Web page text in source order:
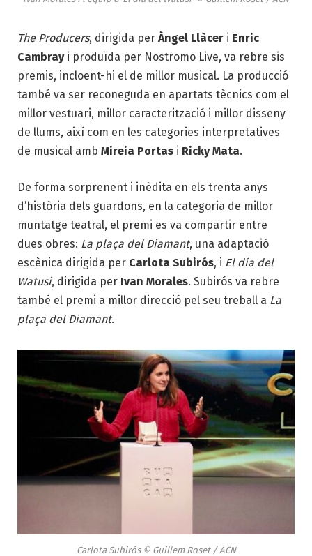
The Producers, dirigida per Àngel Llàcer i Enric
Cambrayi produïda per Nostromo Live, va rebre sis
premis, incloent-hi el de millor musical. La producció
també va ser reconeguda en apartats tècnics com el
millor vestuari, millor caracterització i millor disseny
de llums, així com en les categories interpretatives
de musical amb Mireia Portas i Ricky Mata.
De forma sorprenent i inèdita en els trenta anys
d’història dels guardons, en la categoria de millor
muntatge teatral, el premi es va compartir entre
dues obres: La plaça del Diamant, una adaptació
escènica dirigida per Carlota Subirós, i El día del
Watusi, dirigida per Ivan Morales. Subirós va rebre
també el premi a millor direcció pel seu treball a La
plaça del Diamant.
Carlota Subirós © Guillem Roset / ACN